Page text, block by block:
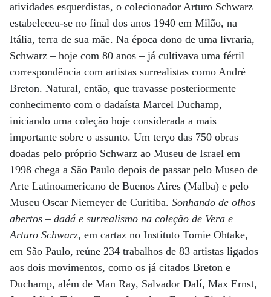
atividades esquerdistas, o colecionador Arturo Schwarz
estabeleceu-se no final dos anos 1940 em Milão, na
Itália, terra de sua mãe. Na época dono de uma livraria,
Schwarz – hoje com 80 anos – já cultivava uma fértil
correspondência com artistas surrealistas como André
Breton. Natural, então, que travasse posteriormente
conhecimento com o dadaísta Marcel Duchamp,
iniciando uma coleção hoje considerada a mais
importante sobre o assunto. Um terço das 750 obras
doadas pelo próprio Schwarz ao Museu de Israel em
1998 chega a São Paulo depois de passar pelo Museo de
Arte Latinoamericano de Buenos Aires (Malba) e pelo
Museu Oscar Niemeyer de Curitiba. Sonhando de olhos
abertos – dadá e surrealismo na coleção de Vera e
Arturo Schwarz, em cartaz no Instituto Tomie Ohtake,
em São Paulo, reúne 234 trabalhos de 83 artistas ligados
aos dois movimentos, como os já citados Breton e
Duchamp, além de Man Ray, Salvador Dalí, Max Ernst,